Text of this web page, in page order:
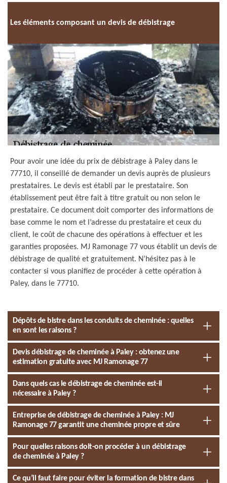
Les éléments composant un devis de débistrage
Pour avoir une idée du prix de débistrage à Paley dans le
77710, il conseillé de demander un devis auprès de plusieurs
prestataires. Le devis est établi par le prestataire. Son
établissement peut être fait à titre gratuit ou non selon le
prestataire. Ce document doit comporter des informations de
base comme le nom et l’adresse du prestataire et ceux du
client, le coût de chacune des opérations à effectuer et les
garanties proposées. MJ Ramonage 77 vous établit un devis de
débistrage de qualité et gratuitement. N’hésitez pas à le
contacter si vous planifiez de procéder à cette opération à
Paley, dans le 77710.
Dépôts de bistre dans les conduits de cheminée : quelles
en sont les raisons ?
Devis débistrage de cheminée à Paley : obtenez une
estimation gratuite avec MJ Ramonage 77
Dans quels cas le débistrage de cheminée est-il
nécessaire à Paley ?
Entreprise de débistrage de cheminée à Paley : MJ
Ramonage 77 garantit une cheminée propre et sûre
Pour quelles raisons doit-on procéder à un débistrage
de cheminée à Paley ?
Ce qu’il faut faire pour éviter la formation de bistre dans